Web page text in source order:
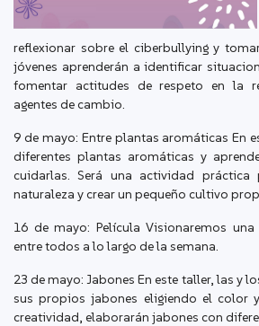
reflexionar sobre el ciberbullying y
jóvenes aprenderán a identificar
fomentar actitudes de respeto en la
agentes de cambio.
9 de mayo: Entre plantas aromáticas En
diferentes plantas aromáticas y
cuidarlas. Será una actividad
naturaleza y crear un pequeño cultivo
16 de mayo: Película Visionaremos
entre todos a lo largo de la semana.
23 de mayo: Jabones En este taller, las y
sus propios jabones eligiendo el color
creatividad, elaborarán jabones con